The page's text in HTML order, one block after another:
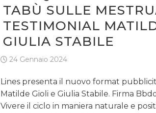
TABÙ SULLE
TESTIMONIAL
GIULIA STABILE
24 Gennaio 2024
Lines presenta il nuovo format
Matilde Gioli e Giulia Stabile. Firma
Vivere il ciclo in maniera naturale e